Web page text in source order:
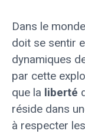
Dans le
doit se sentir
dynamiques
par cette
que la liberté
réside dans
à respecter